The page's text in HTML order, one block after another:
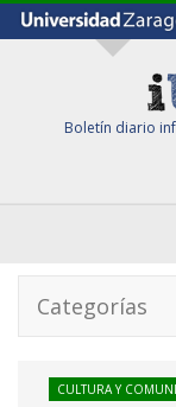
Boletín diario
Categorías
CULTURA Y